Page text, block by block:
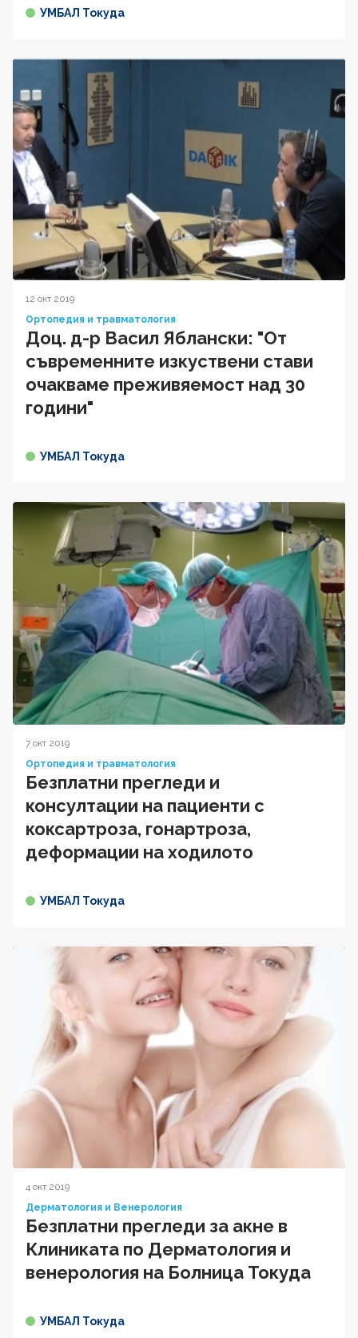
УМБАЛ Токуда
12 окт 2019
Ортопедия и травматология
Доц. д-р Васил Яблански: "От
съвременните изкуствени стави
очакваме преживяемост над 30
години"
УМБАЛ Токуда
7 окт 2019
Ортопедия и травматология
Безплатни прегледи и
консултации на пациенти с
коксартроза, гонартроза,
деформации на ходилото
УМБАЛ Токуда
4 окт 2019
Дерматология и Венерология
Безплатни прегледи за акне в
Клиниката по Дерматология и
венерология на Болница Токуда
УМБАЛ Токуда